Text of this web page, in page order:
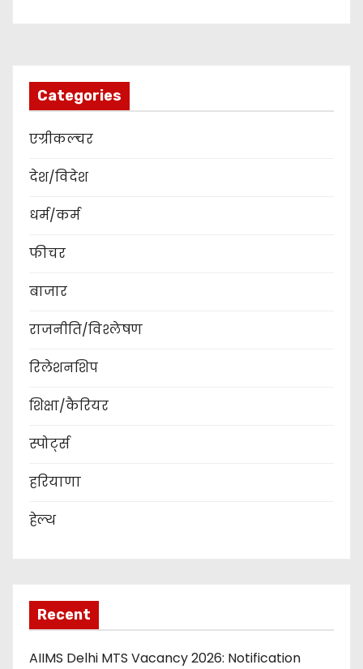
Categories
एग्रीकल्चर
देश/विदेश
धर्म/कर्म
फीचर
बाजार
राजनीति/विश्लेषण
रिलेशनशिप
शिक्षा/कैरियर
स्पोर्ट्स
हरियाणा
हेल्थ
Recent
AIIMS Delhi MTS Vacancy 2026: Notification